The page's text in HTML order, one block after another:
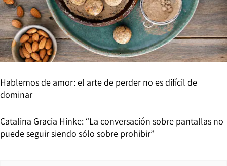
Hablemos de amor: el arte de perder no es difícil de
dominar
Catalina Gracia Hinke: “La conversación sobre pantallas no
puede seguir siendo sólo sobre prohibir”